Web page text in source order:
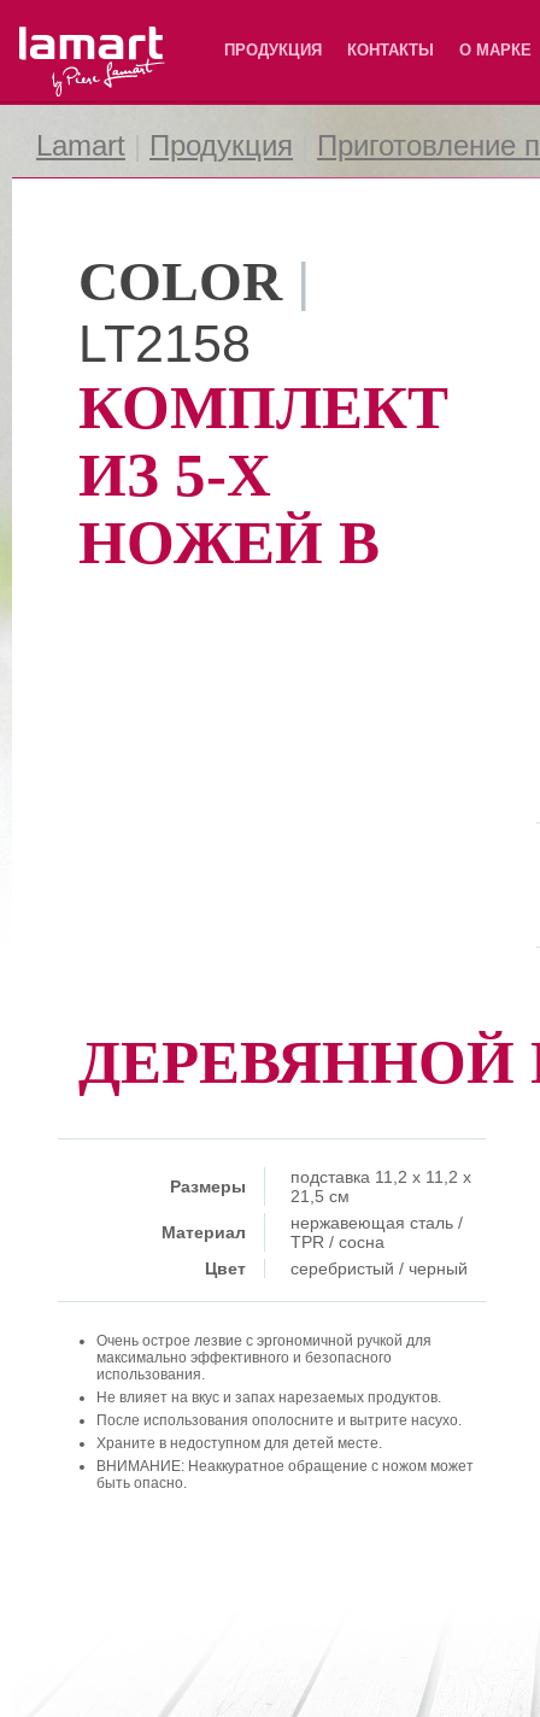
Lamart ПРОДУКЦИЯ КОНТАКТЫ О МАРКЕ
Lamart Продукция Приготовление
COLOR|
LT2158
КОМПЛЕКТ
ИЗ 5-Х
НОЖЕЙ В
ДЕРЕВЯННОЙ
Размеры
подставка 11,2 x 11,2 x
21,5 см
Материал
нержавеющая сталь /
TPR / сосна
Цвет
серебристый / черный
Очень острое лезвие с эргономичной ручкой для
максимально эффективного и безопасного
использования.
Не влияет на вкус и запах нарезаемых продуктов.
После использования ополосните и вытрите насухо.
Храните в недоступном для детей месте.
ВНИМАНИЕ: Неаккуратное обращение с ножом может
быть опасно.